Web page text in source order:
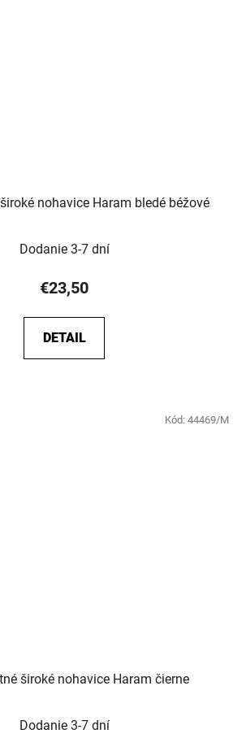
nohavice Haram bledé béžové
Dodanie 3-7 dní
€23,50
DETAIL
široké nohavice Haram čierne
Dodanie 3-7 dní
Kód: 44469/M